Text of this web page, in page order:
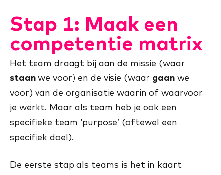
Stap 1: Maak een
competentie matrix
Het team draagt bij aan de missie (waar
staan we voor) en de visie (waar gaan we
voor) van de organisatie waarin of waarvoor
je werkt. Maar als team heb je ook een
specifieke team ‘purpose’ (oftewel een
specifiek doel).
De eerste stap als teams is het in kaart